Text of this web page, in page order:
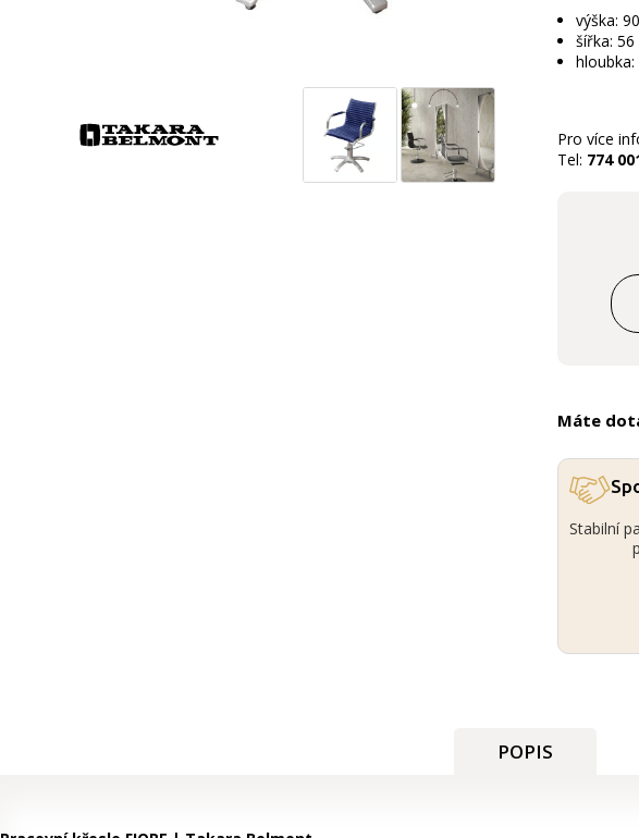
výška:
šířka: 56
hloubka:
Pro více
Tel: 774
Máte
Stabilní
POPIS